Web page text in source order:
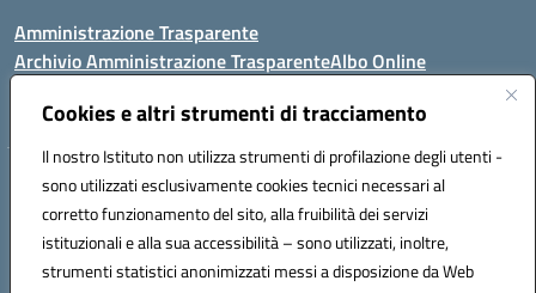
Cookies e altri strumenti di tracciamento
Il nostro Istituto non utilizza strumenti di profilazione degli utenti -
sono utilizzati esclusivamente cookies tecnici necessari al
corretto funzionamento del sito, alla fruibilità dei servizi
istituzionali e alla sua accessibilità – sono utilizzati, inoltre,
strumenti statistici anonimizzati messi a disposizione da Web
Amministrazione Trasparente
Archivio Amministrazione TrasparenteAlbo Online
Istituto Comprensivo Statale
8° G. FALCONE – R. SCAUDA"
Via Cupa Campanariello, 5 - 80059, Torre del Greco (NA)
Tel. +39 0818834377 - Fax +39 0818834377 - Cod.Fisc. 95170530638
Email: naic8df00a@istruzione.it - PEC: naic8df00a@pec.istruzione.it